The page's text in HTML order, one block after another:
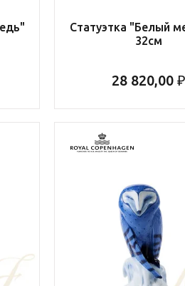
Статуэтка "Белый
32см
28 820,00 ₽